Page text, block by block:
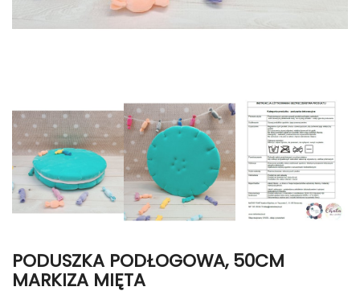
PODUSZKA PODŁOGOWA, 50CM
MARKIZA MIĘTA